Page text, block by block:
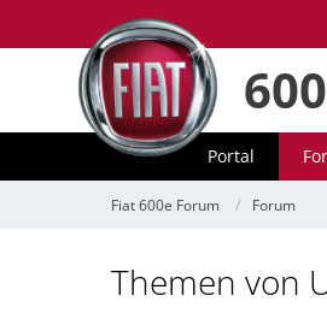
Portal
Fiat 600e Forum Forum
Themen von